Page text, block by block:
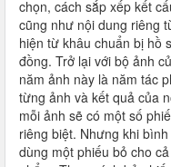
chọn, cách sắp xếp kết
cũng như nội dung riêng
hiện từ khâu chuẩn bị hồ
đồng. Trở lại với bộ ảnh
năm ảnh này là năm tác
từng ảnh và kết quả của
mỗi ảnh sẽ có một số
riêng biệt. Nhưng khi
dùng một phiếu bỏ cho